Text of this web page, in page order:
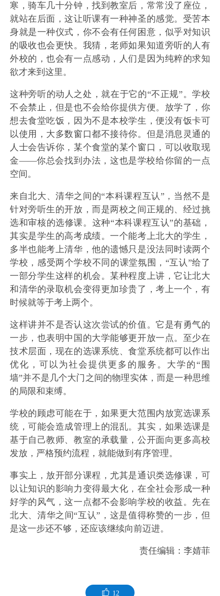
寒，骑车几十分钟，找到教室后，常常没了座位，
就站在后面，这让听课有一种神圣的感觉。受苦本
身就是一种仪式，你不会有任何困意，似乎对知识
的吸收也会更快。我猜，老师如果知道旁听的人有
外校的，也会有一点感动，人们是因为纯粹的求知
欲才来到这里。
这种旁听的动人之处，就在于它的“不正规”。学校
不会禁止，但是也不会给你提供方便。放学了，你
想去食堂吃饭，因为不是本校学生，便没有饭卡可
以使用，大多数窗口都不接待你。但是消息灵通的
人士会告诉你，某个食堂的某个窗口，可以收取现
金——你总会找到办法，这也是学校给你留的一点
空间。
来自北大、清华之间的“本科课程互认”，当然不是
针对旁听生的开放，而是两校之间正规的、经过挑
选和审核的选修课。这种“本科课程互认”的基础，
其实是学生的高考成绩。一个能考上北大的学生，
多半也能考上清华，他的遗憾只是没法同时读两个
学校，感受两个学校不同的课堂氛围，“互认”给了
一部分学生这样的机会。某种程度上讲，它让北大
和清华的录取机会变得更加珍贵了，考上一个，有
时候就等于考上两个。
这样讲并不是否认这次尝试的价值。它是有勇气的
一步，也表明中国的大学能够更开放一点。至少在
技术层面，现在的选课系统、食堂系统都可以作出
优化，可以为社会提供更多的服务。大学的“围
墙”并不是几个大门之间的物理实体，而是一种思维
的局限和束缚。
学校的顾虑可能在于，如果更大范围内放宽选课系
统，可能会造成管理上的混乱。其实，如果选课是
基于自己教师、教室的承载量，公开面向更多高校
发放，严格预约流程，就能做到有序管理。
事实上，放开部分课程，尤其是通识类选修课，可
以让知识的影响力变得最大化，在全社会形成一种
好学的风气，这一点都不会影响学校的收益。先在
北大、清华之间“互认”，这是值得称赞的一步，但
是这一步还不够，还应该继续向前迈进。
责任编辑：李婧菲
12